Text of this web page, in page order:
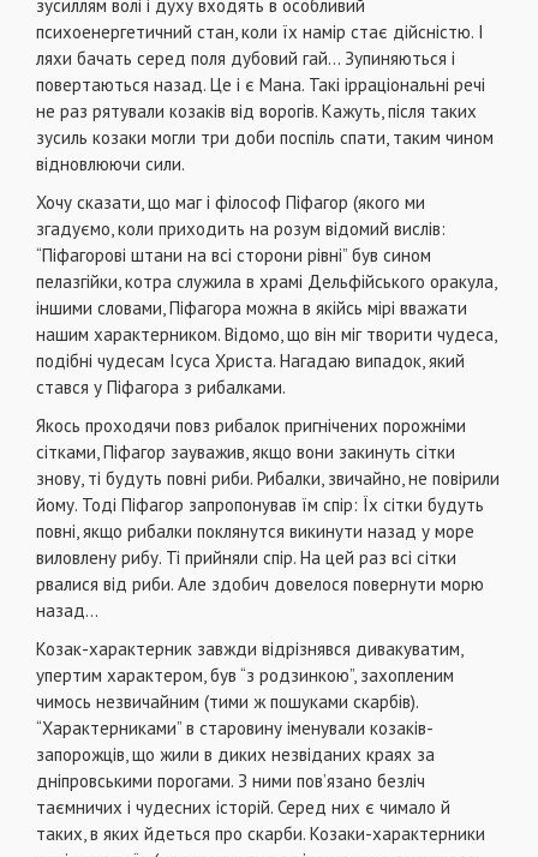
зусиллям волі і духу входять в особливий
психоенергетичний стан, коли їх намір стає дійсністю. І
ляхи бачать серед поля дубовий гай… Зупиняються і
повертаються назад. Це і є Мана. Такі ірраціональні речі
не раз рятували козаків від ворогів. Кажуть, після таких
зусиль козаки могли три доби поспіль спати, таким чином
відновлюючи сили.
Хочу сказати, що маг і філософ Піфагор (якого ми
згадуємо, коли приходить на розум відомий вислів:
“Піфагорові штани на всі сторони рівні” був сином
пелазгійки, котра служила в храмі Дельфійського оракула,
іншими словами, Піфагора можна в якійсь мірі вважати
нашим характерником. Відомо, що він міг творити чудеса,
подібні чудесам Ісуса Христа. Нагадаю випадок, який
стався у Піфагора з рибалками.
Якось проходячи повз рибалок пригнічених порожніми
сітками, Піфагор зауважив, якщо вони закинуть сітки
знову, ті будуть повні риби. Рибалки, звичайно, не повірили
йому. Тоді Піфагор запропонував їм спір: Їх сітки будуть
повні, якщо рибалки поклянутся викинути назад у море
виловлену рибу. Ті прийняли спір. На цей раз всі сітки
рвалися від риби. Але здобич довелося повернути морю
назад…
Козак-характерник завжди відрізнявся дивакуватим,
упертим характером, був “з родзинкою”, захопленим
чимось незвичайним (тими ж пошуками скарбів).
“Характерниками” в старовину іменували козаків-
запорожців, що жили в диких незвіданих краях за
дніпровськими порогами. З ними пов’язано безліч
таємничих і чудесних історій. Серед них є чимало й
таких, в яких йдеться про скарби. Козаки-характерники